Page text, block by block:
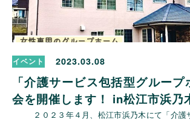
イベント 2023.03.08
「介護サービス包括型グルー
会を開催します！ in松江市浜乃
２０２３年４月、松江市浜乃木にて「介護